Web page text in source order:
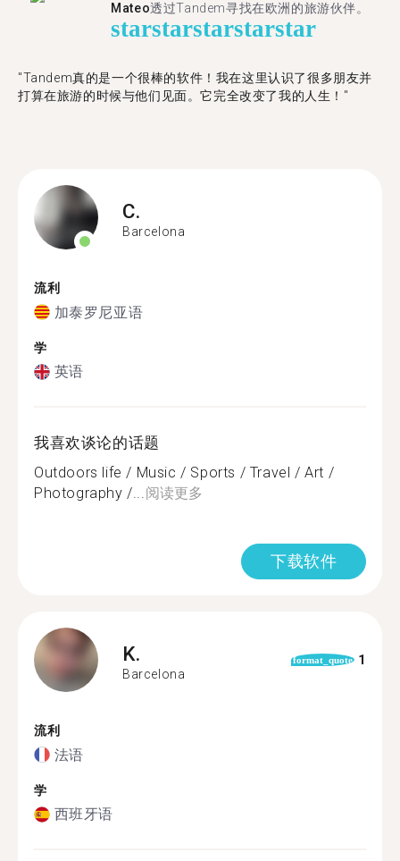
Mateo透过Tandem寻找在欧洲的旅游伙伴。
starstarstarstarstar
"Tandem真的是一个很棒的软件！我在这里认识了很多朋友并
打算在旅游的时候与他们见面。它完全改变了我的人生！"
C.
Barcelona
流利
加泰罗尼亚语
学
英语
我喜欢谈论的话题
Outdoors life / Music / Sports / Travel / Art /
Photography /...阅读更多
下载软件
K.
Barcelona
format_quote 1
流利
法语
学
西班牙语